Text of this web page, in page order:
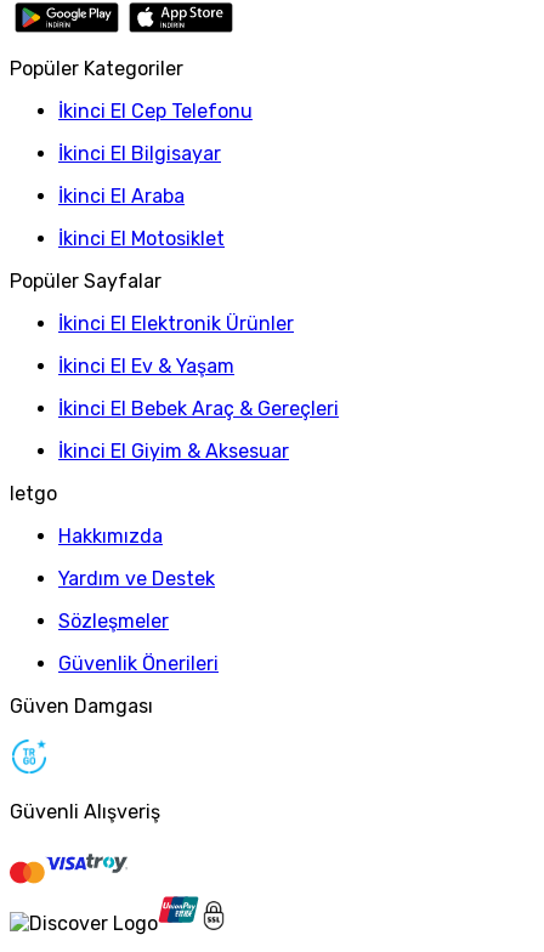
Popüler Kategoriler
İkinci El Cep Telefonu
İkinci El Bilgisayar
İkinci El Araba
İkinci El Motosiklet
Popüler Sayfalar
İkinci El Elektronik Ürünler
İkinci El Ev & Yaşam
İkinci El Bebek Araç & Gereçleri
İkinci El Giyim & Aksesuar
letgo
Hakkımızda
Yardım ve Destek
Sözleşmeler
Güvenlik Önerileri
Güven Damgası
Güvenli Alışveriş